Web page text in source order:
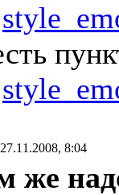
27.11.2008, 8:04
же